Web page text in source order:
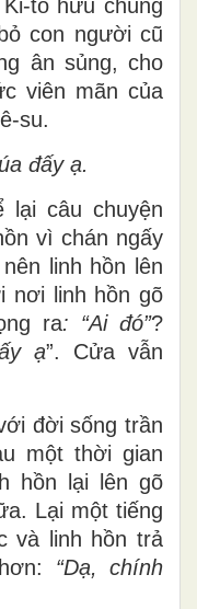
tô hữu chúng
con người cũ
ân sủng, cho
viên mãn của
su.
đấy ạ.
lại câu chuyện
vì chán ngấy
linh hồn lên
nơi linh hồn gõ
ra: “Ai đó”?
ạ”. Cửa vẫn
đời sống trần
một thời gian
hồn lại lên gõ
Lại một tiếng
và linh hồn trả
“Dạ, chính